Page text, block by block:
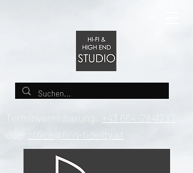
Terminvereinbarung:
+43 664-2841233
office@fein-fidelity.at